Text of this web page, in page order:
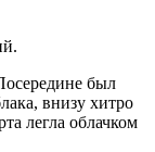
был
внизу хитро
легла облачком